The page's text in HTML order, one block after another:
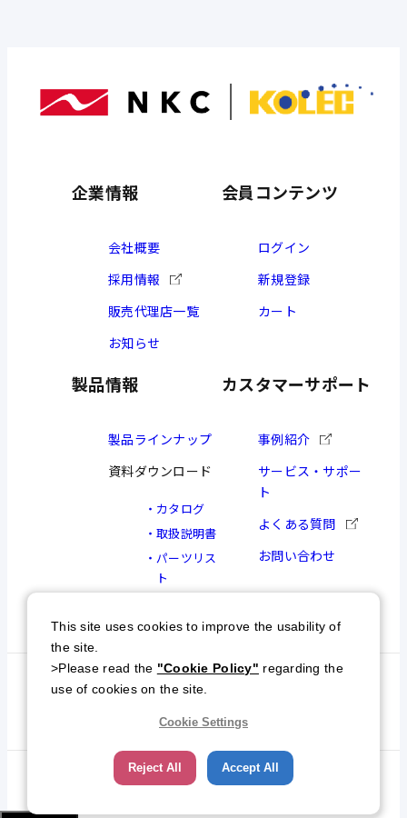
企業情報
会社概要
採用情報
販売代理店一覧
お知らせ
製品情報
製品ラインナップ
資料ダウンロード
カタログ
取扱説明書
パーツリス
ト
会員コンテンツ
ログイン
新規登録
カート
カスタマーサポート
事例紹介
サービス・サポー
ト
よくある質問
お問い合わせ
個人情報保護方針
© NKC All Rights Reserved.
This site uses cookies to improve the usability of
the site.
>Please read the "Cookie Policy" regarding the
use of cookies on the site.
Cookie Settings
Reject All Accept All